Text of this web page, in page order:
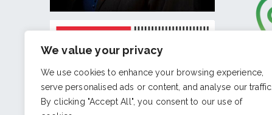
We value your privacy
We use cookies to enhance your browsing experience,
serve personalised ads or content, and analyse our traffic.
By clicking "Accept All", you consent to our use of